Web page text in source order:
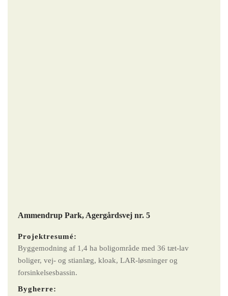
Ammendrup Park, Agergårdsvej nr. 5
Projektresumé:
Byggemodning af 1,4 ha boligområde med 36 tæt-lav
boliger, vej- og stianlæg, kloak, LAR-løsninger og
forsinkelsesbassin.
Bygherre: